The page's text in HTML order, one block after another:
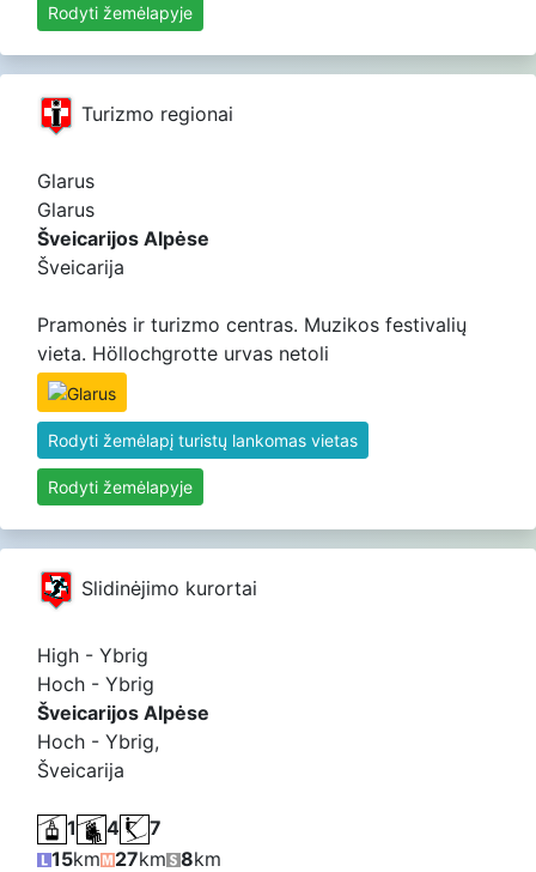
Rodyti žemėlapyje
Turizmo regionai
Glarus
Glarus
Šveicarijos Alpėse
Šveicarija
Pramonės ir turizmo centras. Muzikos festivalių
vieta. Höllochgrotte urvas netoli
Rodyti žemėlapį turistų lankomas vietas
Rodyti žemėlapyje
Slidinėjimo kurortai
High - Ybrig
Hoch - Ybrig
Šveicarijos Alpėse
Hoch - Ybrig,
Šveicarija
1 4
7
15km 27km 8km